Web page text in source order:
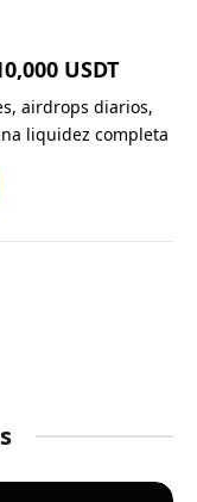
USDT
airdrops diarios,
liquidez completa